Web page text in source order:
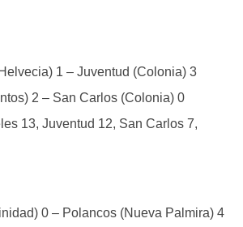
1 – Juventud (Colonia) 3
2 – San Carlos (Colonia) 0
13, Juventud 12, San Carlos 7,
0 – Polancos (Nueva Palmira) 4